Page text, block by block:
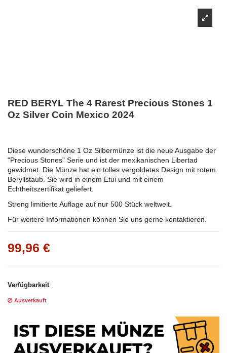
RED BERYL The 4 Rarest Precious Stones 1
Oz Silver Coin Mexico 2024
Diese wunderschöne 1 Oz Silbermünze ist die neue Ausgabe der
"Precious Stones" Serie und ist der mexikanischen Libertad
gewidmet. Die Münze hat ein tolles vergoldetes Design mit rotem
Beryllstaub. Sie wird in einem Etui und mit einem
Echtheitszertifikat geliefert.
Streng limitierte Auflage auf nur 500 Stück weltweit.
Für weitere Informationen können Sie uns gerne kontaktieren.
99,96 €
Verfügbarkeit
Ausverkauft